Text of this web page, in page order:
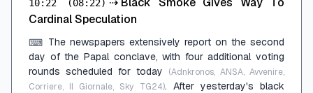
10:22 (08:22)
Cardinal Speculation
⌨ The newspapers extensively report on the second
day of the Papal conclave, with four additional voting
rounds scheduled for today
(Adnkronos, ANSA, Avvenire,
Corriere, Il Giornale, Sky TG24). After yesterday's black